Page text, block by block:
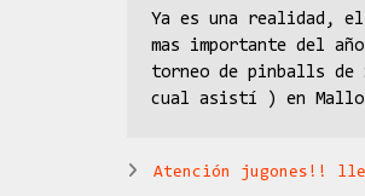
Ya es una realidad, el
mas importante del
torneo de pinballs de
cual asistí ) en
Atención jugones!!